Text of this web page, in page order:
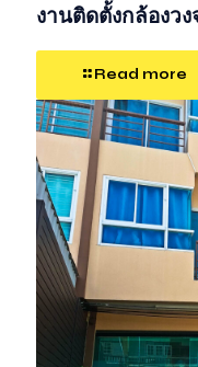
งานติดตั้งกล้องว
Read more